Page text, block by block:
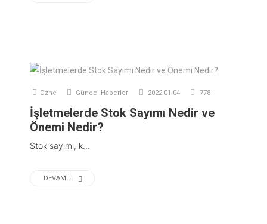
Ozne Güncel Haberler 2022-01-04 778
İşletmelerde Stok Sayımı Nedir ve
Önemi Nedir?
Stok sayımı, k...
DEVAMI...